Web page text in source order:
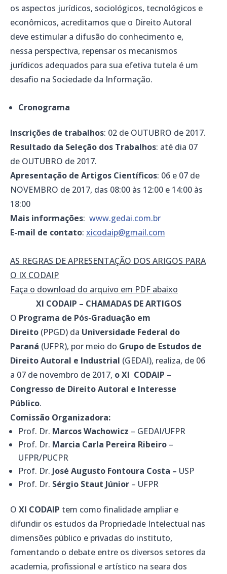
os aspectos jurídicos, sociológicos, tecnológicos e
econômicos, acreditamos que o Direito Autoral
deve estimular a difusão do conhecimento e,
nessa perspectiva, repensar os mecanismos
jurídicos adequados para sua efetiva tutela é um
desafio na Sociedade da Informação.
Cronograma
Inscrições de trabalhos: 02 de OUTUBRO de 2017.
Resultado da Seleção dos Trabalhos: até dia 07
de OUTUBRO de 2017.
Apresentação de Artigos Científicos: 06 e 07 de
NOVEMBRO de 2017, das 08:00 às 12:00 e 14:00 às
18:00
Mais informações: www.gedai.com.br
E-mail de contato: xicodaip@gmail.com
AS REGRAS DE APRESENTAÇÃO DOS ARIGOS PARA
O IX CODAIP
Faça o download do arquivo em PDF abaixo
XI CODAIP – CHAMADAS DE ARTIGOS
O Programa de Pós-Graduação em
Direito (PPGD) da Universidade Federal do
Paraná (UFPR), por meio do Grupo de Estudos de
Direito Autoral e Industrial (GEDAI), realiza, de 06
a 07 de novembro de 2017, o XI CODAIP –
Congresso de Direito Autoral e Interesse
Público.
Comissão Organizadora:
Prof. Dr. Marcos Wachowicz – GEDAI/UFPR
Prof. Dr. Marcia Carla Pereira Ribeiro –
UFPR/PUCPR
Prof. Dr. José Augusto Fontoura Costa – USP
Prof. Dr. Sérgio Staut Júnior – UFPR
O XI CODAIP tem como finalidade ampliar e
difundir os estudos da Propriedade Intelectual nas
dimensões público e privadas do instituto,
fomentando o debate entre os diversos setores da
academia, profissional e artístico na seara dos